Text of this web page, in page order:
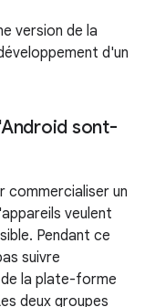
version de la
d'un
sont-
commercialiser un
veulent
Pendant ce
suivre
la plate-forme
deux groupes